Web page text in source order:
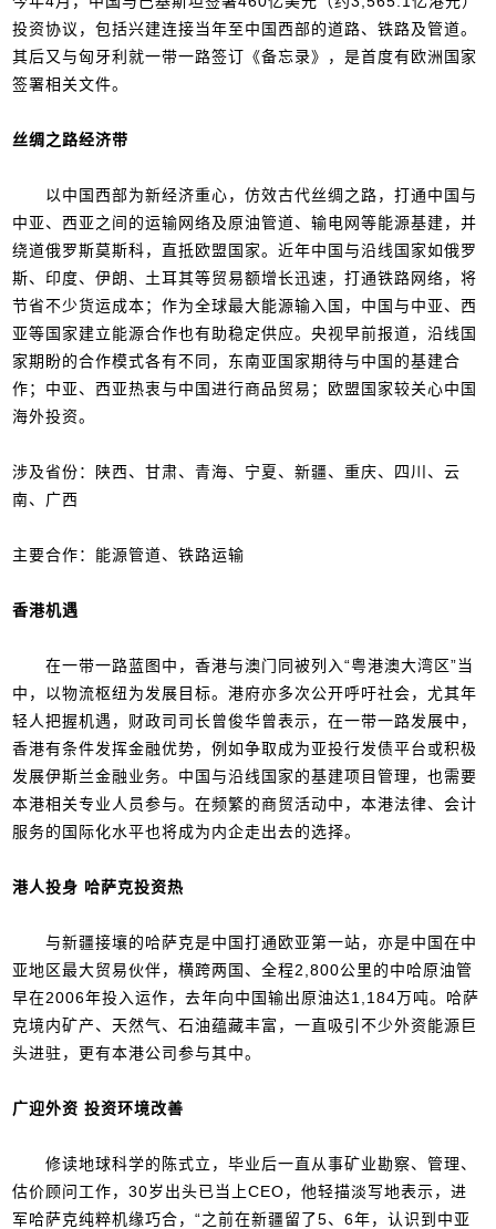
投资协议，包括兴建连接当年至中国西部的道路、铁路及管道。
其后又与匈牙利就一带一路签订《备忘录》，是首度有欧洲国家
签署相关文件。
丝绸之路经济带
以中国西部为新经济重心，仿效古代丝绸之路，打通中国与
中亚、西亚之间的运输网络及原油管道、输电网等能源基建，并
绕道俄罗斯莫斯科，直抵欧盟国家。近年中国与沿线国家如俄罗
斯、印度、伊朗、土耳其等贸易额增长迅速，打通铁路网络，将
节省不少货运成本；作为全球最大能源输入国，中国与中亚、西
亚等国家建立能源合作也有助稳定供应。央视早前报道，沿线国
家期盼的合作模式各有不同，东南亚国家期待与中国的基建合
作；中亚、西亚热衷与中国进行商品贸易；欧盟国家较关心中国
海外投资。
涉及省份：陕西、甘肃、青海、宁夏、新疆、重庆、四川、云
南、广西
主要合作：能源管道、铁路运输
香港机遇
在一带一路蓝图中，香港与澳门同被列入“粤港澳大湾区”当
中，以物流枢纽为发展目标。港府亦多次公开呼吁社会，尤其年
轻人把握机遇，财政司司长曾俊华曾表示，在一带一路发展中，
香港有条件发挥金融优势，例如争取成为亚投行发债平台或积极
发展伊斯兰金融业务。中国与沿线国家的基建项目管理，也需要
本港相关专业人员参与。在频繁的商贸活动中，本港法律、会计
服务的国际化水平也将成为内企走出去的选择。
港人投身 哈萨克投资热
与新疆接壤的哈萨克是中国打通欧亚第一站，亦是中国在中
亚地区最大贸易伙伴，横跨两国、全程2,800公里的中哈原油管
早在2006年投入运作，去年向中国输出原油达1,184万吨。哈萨
克境内矿产、天然气、石油蕴藏丰富，一直吸引不少外资能源巨
头进驻，更有本港公司参与其中。
广迎外资 投资环境改善
修读地球科学的陈式立，毕业后一直从事矿业勘察、管理、
估价顾问工作，30岁出头已当上CEO，他轻描淡写地表示，进
军哈萨克纯粹机缘巧合，“之前在新疆留了5、6年，认识到中亚